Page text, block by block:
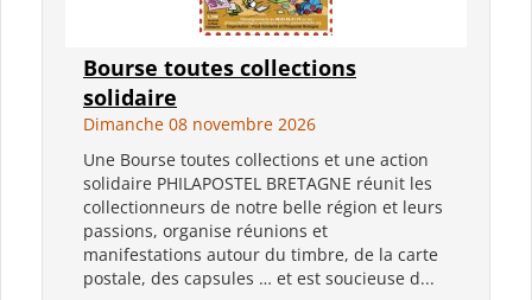
Bourse toutes collections
solidaire
Dimanche 08 novembre 2026
Une Bourse toutes collections et une action
solidaire PHILAPOSTEL BRETAGNE réunit les
collectionneurs de notre belle région et leurs
passions, organise réunions et
manifestations autour du timbre, de la carte
postale, des capsules … et est soucieuse d...